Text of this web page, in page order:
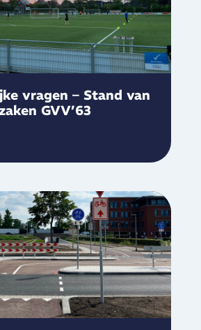
vragen – Stand van
GVV’63